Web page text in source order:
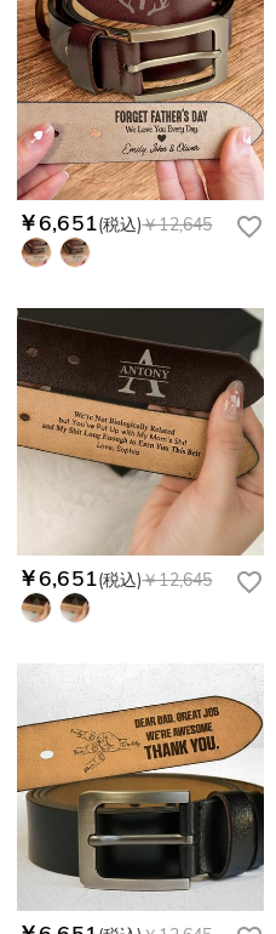
￥6,651(税込)￥12,645
￥6,651(税込)￥12,645